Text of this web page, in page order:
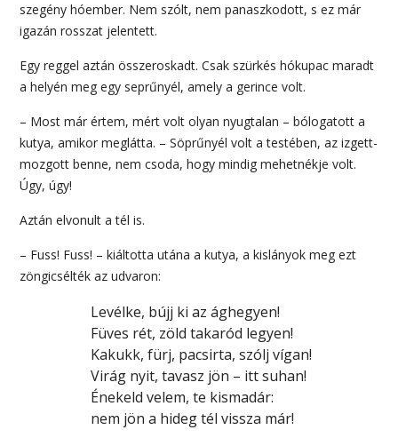
szegény hóember. Nem szólt, nem panaszkodott, s ez már
igazán rosszat jelentett.
Egy reggel aztán összeroskadt. Csak szürkés hókupac maradt
a helyén meg egy seprűnyél, amely a gerince volt.
– Most már értem, mért volt olyan nyugtalan – bólogatott a
kutya, amikor meglátta. – Söprűnyél volt a testében, az izgett-
mozgott benne, nem csoda, hogy mindig mehetnékje volt.
Úgy, úgy!
Aztán elvonult a tél is.
– Fuss! Fuss! – kiáltotta utána a kutya, a kislányok meg ezt
zöngicsélték az udvaron:
Levélke, bújj ki az ághegyen!
Füves rét, zöld takaród legyen!
Kakukk, fürj, pacsirta, szólj vígan!
Virág nyit, tavasz jön – itt suhan!
Énekeld velem, te kismadár:
nem jön a hideg tél vissza már!